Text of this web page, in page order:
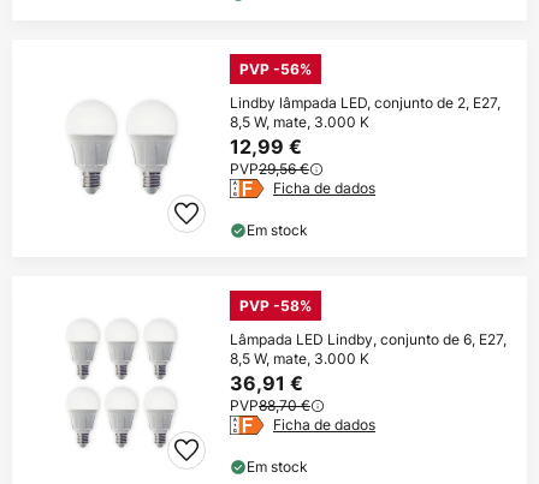
PVP -56%
Lindby lâmpada LED, conjunto de 2, E27,
8,5 W, mate, 3.000 K
12,99 €
PVP29,56 €
Ficha de dados
Em stock
PVP -58%
Lâmpada LED Lindby, conjunto de 6, E27,
8,5 W, mate, 3.000 K
36,91 €
PVP88,70 €
Ficha de dados
Em stock